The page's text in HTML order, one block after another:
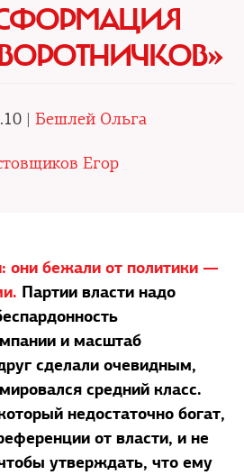
| Бешлей Ольга
Егор
они бежали от политики —
Партии власти надо
и масштаб
сделали очевидным,
средний класс.
недостаточно богат,
от власти, и не
утверждать, что ему